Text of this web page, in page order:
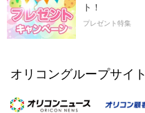
ト！
プレゼント特集
オリコングループサイト